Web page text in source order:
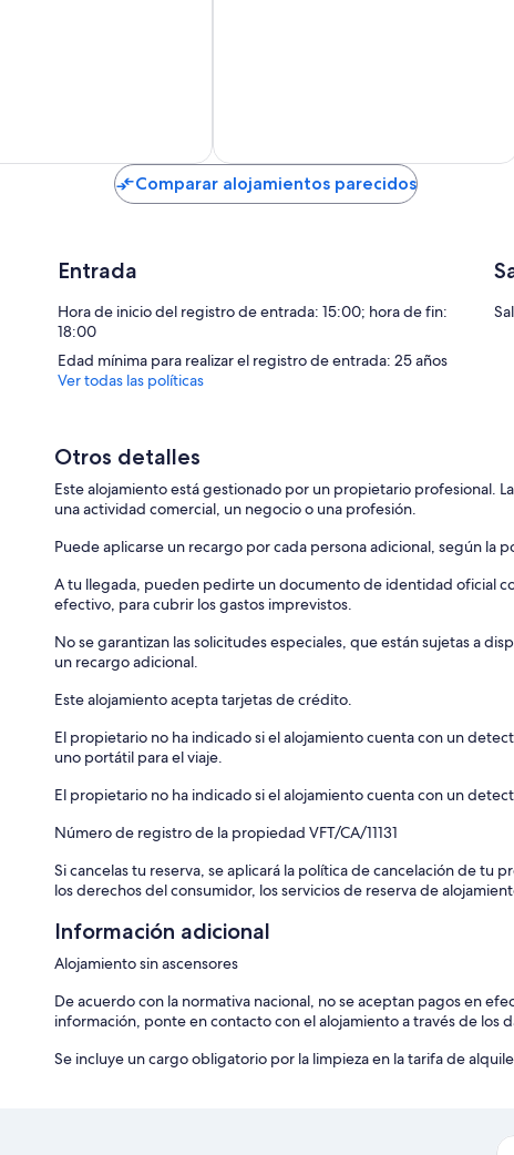
Comparar alojamientos parecidos
Entrada
Hora de inicio del registro de entrada: 15:00; hora de fin:
18:00
Edad mínima para realizar el registro de entrada: 25 años
Ver todas las políticas
Otros detalles
Este alojamiento está gestionado por un propietario profesional.
una actividad comercial, un negocio o una profesión.
Puede aplicarse un recargo por cada persona adicional, según la
A tu llegada, pueden pedirte un documento de identidad oficial
efectivo, para cubrir los gastos imprevistos.
No se garantizan las solicitudes especiales, que están sujetas a
un recargo adicional.
Este alojamiento acepta tarjetas de crédito.
El propietario no ha indicado si el alojamiento cuenta con un
uno portátil para el viaje.
El propietario no ha indicado si el alojamiento cuenta con un
Número de registro de la propiedad VFT/CA/11131
Si cancelas tu reserva, se aplicará la política de cancelación de tu
los derechos del consumidor, los servicios de reserva de
Información adicional
Alojamiento sin ascensores
De acuerdo con la normativa nacional, no se aceptan pagos en
información, ponte en contacto con el alojamiento a través de los
Se incluye un cargo obligatorio por la limpieza en la tarifa de